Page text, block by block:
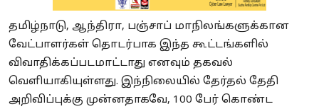
தமிழ்நாடு, ஆந்திரா, பஞ்சாப் மாநிலங்களுக்கான
வேட்பாளர்கள் தொடர்பாக இந்த கூட்டங்களில்
விவாதிக்கப்படமாட்டாது எனவும் தகவல்
வெளியாகியுள்ளது. இந்நிலையில் தேர்தல் தேதி
அறிவிப்புக்கு முன்னதாகவே, 100 பேர் கொண்ட